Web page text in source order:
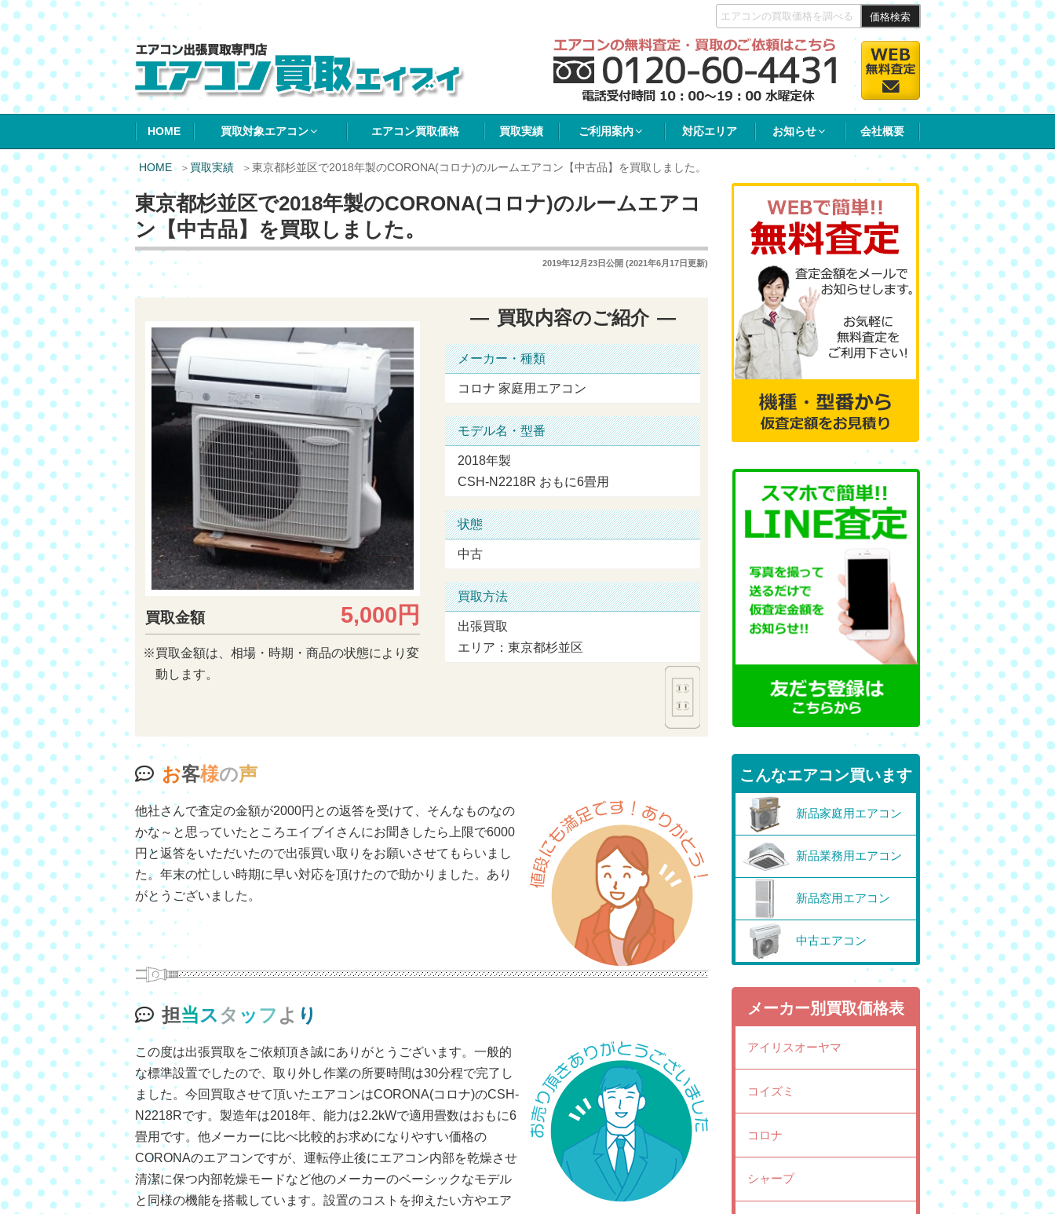
価格検索
エアコン買取エイブイ
HOME 買取対象エアコン エアコン買取価格 買取実績 ご利用案内 対応エリア お知らせ 会社概要
HOME 買取実績 東京都杉並区で2018年製のCORONA(コロナ)のルームエアコン【中古品】を買取しました。
東京都杉並区で2018年製のCORONA(コロナ)のルームエアコ
ン【中古品】を買取しました。
2019年12月23日公開 (2021年6月17日更新)
買取金額 5,000円
※買取金額は、相場・時期・商品の状態により変
動します。
買取内容のご紹介
メーカー・種類
コロナ 家庭用エアコン
モデル名・型番
2018年製
CSH-N2218R おもに6畳用
状態
中古
買取方法
出張買取
エリア：東京都杉並区
お客様の声
他社さんで査定の金額が2000円との返答を受けて、そんなものなの
かな～と思っていたところエイブイさんにお聞きしたら上限で6000
円と返答をいただいたので出張買い取りをお願いさせてもらいまし
た。年末の忙しい時期に早い対応を頂けたので助かりました。あり
がとうございました。
担当スタ ッ フ よ り
この度は出張買取をご依頼頂き誠にありがとうございます。一般的
な標準設置でしたので、取り外し作業の所要時間は30分程で完了し
ました。今回買取させて頂いたエアコンはCORONA(コロナ)のCSH-
N2218Rです。製造年は2018年、能力は2.2kWで適用畳数はおもに6
畳用です。他メーカーに比べ比較的お求めになりやすい価格の
CORONAのエアコンですが、運転停止後にエアコン内部を乾燥させ
清潔に保つ内部乾燥モードなど他のメーカーのベーシックなモデル
と同様の機能を搭載しています。設置のコストを抑えたい方やエア
こんなエアコン買います
新品家庭用エアコン
新品業務用エアコン
新品窓用エアコン
中古エアコン
メーカー別買取価格表
アイリスオーヤマ
コイズミ
コロナ
シャープ